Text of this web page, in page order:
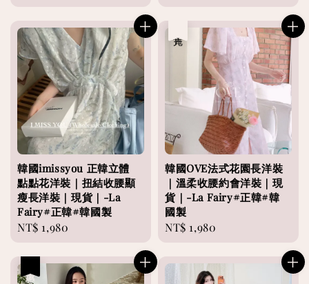
韓國imissyou 正韓立體
點點花洋裝｜扭結收腰顯
瘦長洋裝｜現貨｜-La
Fairy#正韓#韓國製
Regular
NT$ 1,980
韓國OVE法式花園長洋裝
｜溫柔收腰約會洋裝｜現
貨｜-La Fairy#正韓#韓
國製
Regular
NT$ 1,980